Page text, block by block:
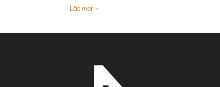
Läs mer »